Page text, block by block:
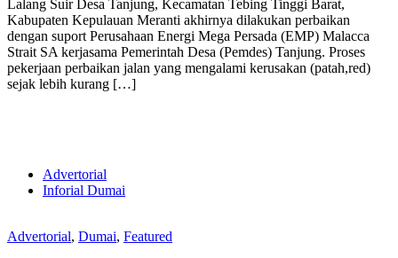
Lalang Suir Desa Tanjung, Kecamatan Tebing Tinggi Barat,
Kabupaten Kepulauan Meranti akhirnya dilakukan perbaikan
dengan suport Perusahaan Energi Mega Persada (EMP) Malacca
Strait SA kerjasama Pemerintah Desa (Pemdes) Tanjung. Proses
pekerjaan perbaikan jalan yang mengalami kerusakan (patah,red)
sejak lebih kurang […]
Advertorial
Inforial Dumai
Advertorial, Dumai, Featured